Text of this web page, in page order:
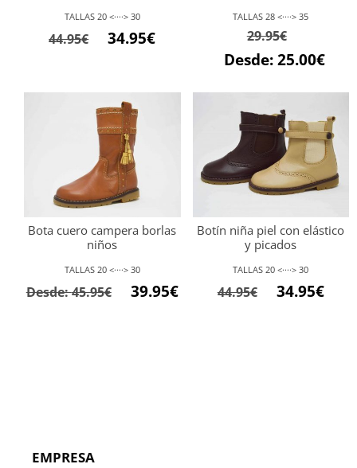
TALLAS 20 <····> 30
44.95€ 34.95€
TALLAS 28 <····> 35
29.95€
Desde:25.00€
Bota cuero campera borlas
niños
TALLAS 20 <····> 30
Desde:45.95€ 39.95€
Botín niña piel con elástico
y picados
TALLAS 20 <····> 30
44.95€ 34.95€
EMPRESA